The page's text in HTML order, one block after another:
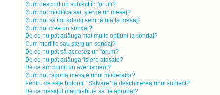
Cum deschid un subiect în forum?
Cum pot modifica sau şterge un mesaj?
Cum pot să îmi adaug semnătură la mesaj?
Cum pot crea un sondaj?
De ce nu pot adăuga mai multe opţiuni la sondaj?
Cum modific sau şterg un sondaj?
De ce nu pot să accesez un forum?
De ce nu pot adăuga fişiere ataşate?
De ce am primit un avertisment?
Cum pot raporta mesaje unui moderator?
Pentru ce este butonul "Salvare" la deschiderea unui subiect?
De ce mesajul meu trebuie să fie aprobat?